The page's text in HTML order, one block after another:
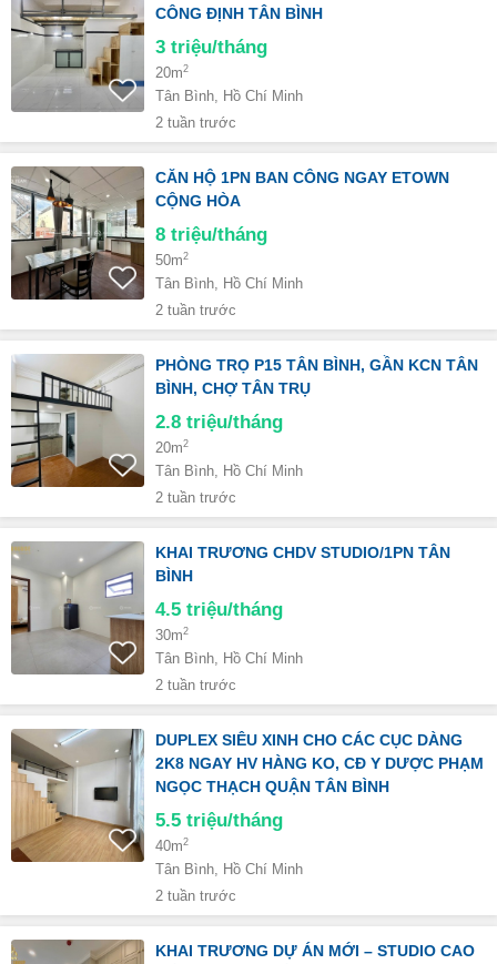
CÔNG ĐỊNH TÂN BÌNH
3 triệu/tháng
20m2
Tân Bình, Hồ Chí Minh
2 tuần trước
CĂN HỘ 1PN BAN CÔNG NGAY ETOWN
CỘNG HÒA
8 triệu/tháng
50m2
Tân Bình, Hồ Chí Minh
2 tuần trước
PHÒNG TRỌ P15 TÂN BÌNH, GẦN KCN TÂN
BÌNH, CHỢ TÂN TRỤ
2.8 triệu/tháng
20m2
Tân Bình, Hồ Chí Minh
2 tuần trước
KHAI TRƯƠNG CHDV STUDIO/1PN TÂN
BÌNH
4.5 triệu/tháng
30m2
Tân Bình, Hồ Chí Minh
2 tuần trước
DUPLEX SIÊU XINH CHO CÁC CỤC DÀNG
2K8 NGAY HV HÀNG KO, CĐ Y DƯỢC PHẠM
NGỌC THẠCH QUẬN TÂN BÌNH
5.5 triệu/tháng
40m2
Tân Bình, Hồ Chí Minh
2 tuần trước
KHAI TRƯƠNG DỰ ÁN MỚI – STUDIO CAO